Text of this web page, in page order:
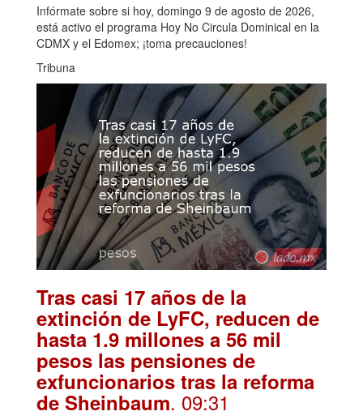
Infórmate sobre si hoy, domingo 9 de agosto de 2026,
está activo el programa Hoy No Circula Dominical en la
CDMX y el Edomex; ¡toma precauciones!
Tribuna
Tras casi 17 años de la
extinción de LyFC, reducen de
hasta 1.9 millones a 56 mil
pesos las pensiones de
exfuncionarios tras la reforma
de Sheinbaum. 09:31